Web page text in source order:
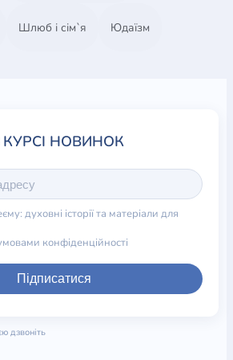
Шлюб і сім`я Юдаїзм
духовні історії та матеріали для
конфіденційності
Підписатися
дзвоніть